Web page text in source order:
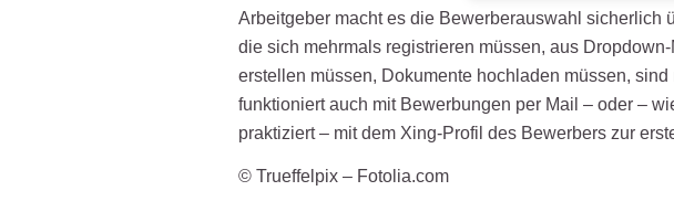
Arbeitgeber macht es die Bewerberauswahl sicherlich
die sich mehrmals registrieren müssen, aus
erstellen müssen, Dokumente hochladen müssen,
funktioniert auch mit Bewerbungen per Mail – oder –
praktiziert – mit dem Xing-Profil des Bewerbers zur
© Trueffelpix – Fotolia.com